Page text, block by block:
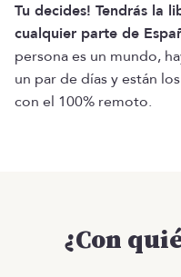
Tu decides! Tendrás la
cualquier parte de
persona es un mundo,
un par de días y están
con el 100% remoto.
¿Con